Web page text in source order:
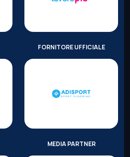
FORNITORE UFFICIALE
MEDIA PARTNER